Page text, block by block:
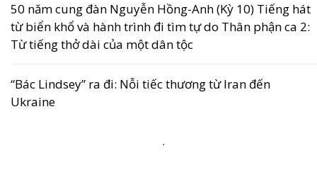
50 năm cung đàn Nguyễn Hồng-Anh (Kỳ 10) Tiếng hát
từ biển khổ và hành trình đi tìm tự do Thân phận ca 2:
Từ tiếng thở dài của một dân tộc
“Bác Lindsey” ra đi: Nỗi tiếc thương từ Iran đến
Ukraine
.